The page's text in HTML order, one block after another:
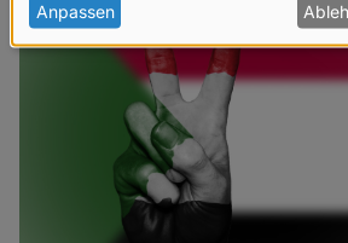
personenbezogenen
Daten
Cookies
Anpassen